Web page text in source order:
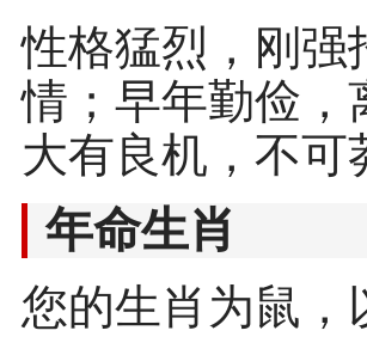
性格猛烈，刚强
情；早年勤俭，
大有良机，不可
年命生肖
您的生肖为鼠，